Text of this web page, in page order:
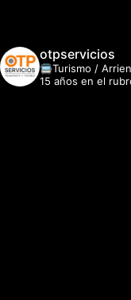
otpservicios
🚍Turismo /
15 años en el